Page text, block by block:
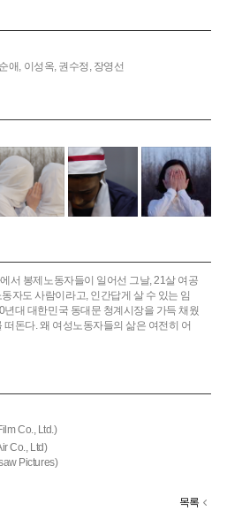
애, 이성옥, 권수정, 장영선
서 봉제노동자들이 일어선 그날, 21살 여공
자도 사람이라고, 인간답게 살 수 있는 임
대 대한민국 동대문 청계시장을 가득 채웠
돈다. 왜 여성노동자들의 삶은 여전히 어
Co., Ltd.)
Co., Ltd)
Pictures)
목록